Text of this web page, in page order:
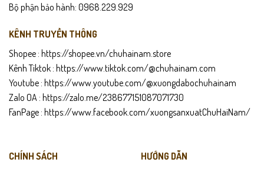
Bộ phận bảo hành: 0968.229.929
KÊNH TRUYỀN THÔNG
Shopee : https://shopee.vn/chuhainam.store
Kênh Tiktok : https://www.tiktok.com/@chuhainam.com
Youtube : https://www.youtube.com/@xuongdabochuhainam
Zalo OA : https://zalo.me/238677151087071730
FanPage : https://www.facebook.com/xuongsanxuatChuHaiNam/
CHÍNH SÁCH
HƯỚNG DẪN